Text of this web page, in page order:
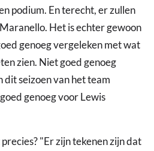
podium. En terecht, er zullen
Het is echter gewoon
genoeg vergeleken met wat
zien. Niet goed genoeg
seizoen van het team
genoeg voor Lewis
"Er zijn tekenen zijn dat